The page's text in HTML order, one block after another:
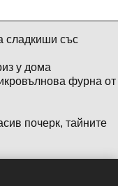
сладкиши със
у дома
фурна от
почерк, тайните